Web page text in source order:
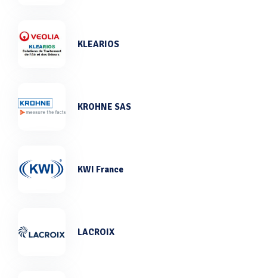
KLEARIOS
KROHNE SAS
KWI France
LACROIX